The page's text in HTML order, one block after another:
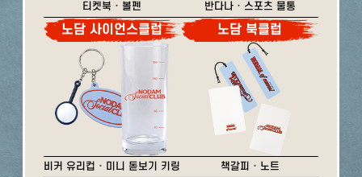
티켓북 · 볼펜 반다나 · 스포츠 물통
노담 사이언스클럽
비커 유리컵 · 미니 돋보기 키링
노담 북클럽
책갈피 · 노트